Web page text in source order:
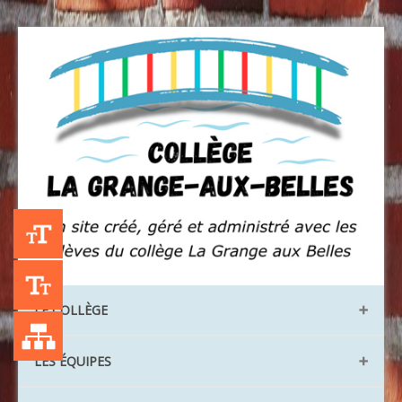
+A
-A
LE COLLÈGE
Les locaux
LES ÉQUIPES